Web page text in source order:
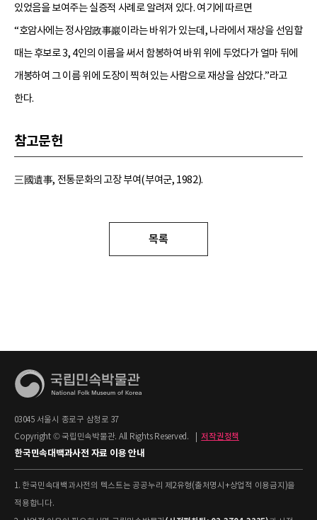
있었음을 보여주는 실증적 사례로 알려져 있다. 여기에 따르면
“호암사에는 정사암政事巖이라는 바위가 있는데, 나라에서 재상을 선임할
때는 후보로 3, 4인의 이름을 써서 함봉하여 바위 위에 두었다가 얼마 뒤에
개봉하여 그 이름 위에 도장이 찍혀 있는 사람으로 재상을 삼았다.”라고
한다.
참고문헌
三國遺事, 전통문화의 고장 부여(부여군, 1982).
목록
03045 서울시 종로구 삼청로 37
Copyright © 국립민속박물관. All Rights Reserved.
저작권정책
한국민속대백과사전 자료 이용 안내
1. 한국민속대백과사전의 텍스트는 공공누리 제2유형(출처명시+상업적 이용금지)을
적용합니다.